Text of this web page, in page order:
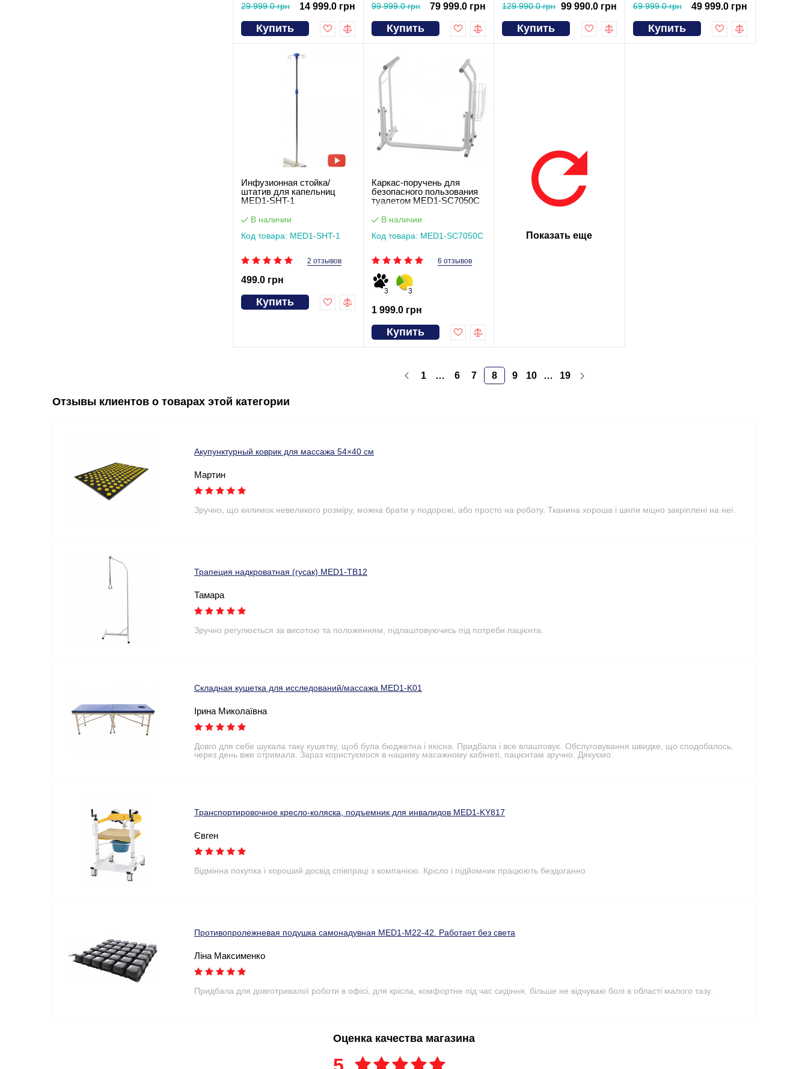
29 999.0 грн 14 999.0 грн
Купить
99 999.0 грн 79 999.0 грн
Купить
129 990.0 грн 99 990.0 грн
Купить
69 999.0 грн 49 999.0 грн
Купить
Инфузионная стойка/
штатив для капельниц
MED1-SHT-1
В наличии
Код товара: MED1-SHT-1
2 отзывов
499.0 грн
Купить
Каркас-поручень для
безопасного пользования
туалетом MED1-SC7050C
В наличии
Код товара: MED1-SC7050C
6 отзывов
3 3
1 999.0 грн
Купить
Показать еще
1 … 6 7 8 9 10 … 19
Отзывы клиентов о товарах этой категории
Акупунктурный коврик для массажа 54×40 см
Мартин
Зручно, що килимок невеликого розміру, можна брати у подорожі, або просто на роботу. Тканина хороша і шипи міцно закріплені на неї.
Трапеция надкроватная (гусак) MED1-TB12
Тамара
Зручно регулюється за висотою та положенням, підлаштовуючись під потреби пацієнта.
Складная кушетка для исследований/массажа MED1-K01
Ірина Миколаївна
Довго для себе шукала таку кушетку, щоб була бюджетна і якісна. Придбала і все влаштовує. Обслуговування швидке, що сподобалось,
через день вже отримала. Зараз користуємося в нашиму масажному кабінеті, пацієнтам зручно. Дякуємо.
Транспортировочное кресло-коляска, подъемник для инвалидов MED1-KY817
Євген
Відмінна покупка і хороший досвід співпраці з компанією. Крісло і підйомник працюють бездоганно
Противопролежневая подушка самонадувная MED1-M22-42. Работает без света
Ліна Максименко
Придбала для довготривалої роботи в офісі, для крісла, комфортне під час сидіння, більше не відчуваю болі в області малого тазу.
Оценка качества магазина